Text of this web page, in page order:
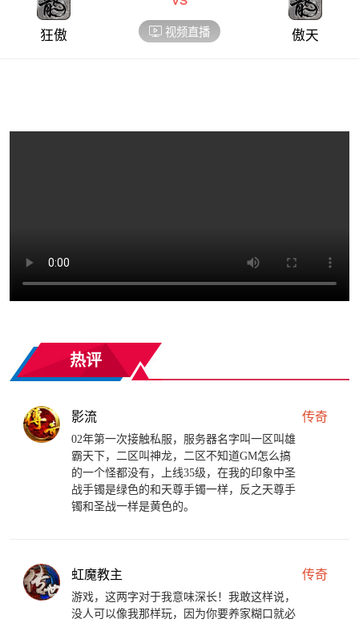
狂傲 视频直播 傲天
热评
影流 传奇
02年第一次接触私服，服务器名字叫一区叫雄
霸天下，二区叫神龙，二区不知道GM怎么搞
的一个怪都没有，上线35级，在我的印象中圣
战手镯是绿色的和天尊手镯一样，反之天尊手
镯和圣战一样是黄色的。
虹魔教主 传奇
游戏，这两字对于我意味深长！我敢这样说，
没人可以像我那样玩，因为你要养家糊口就必